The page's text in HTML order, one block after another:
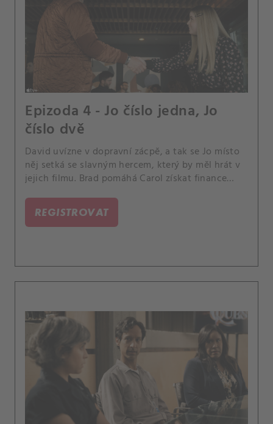
Epizoda 4 - Jo číslo jedna, Jo
číslo dvě
David uvízne v dopravní zácpě, a tak se Jo místo
něj setká se slavným hercem, který by měl hrát v
jejich filmu. Brad pomáhá Carol získat finance
REGISTROVAT